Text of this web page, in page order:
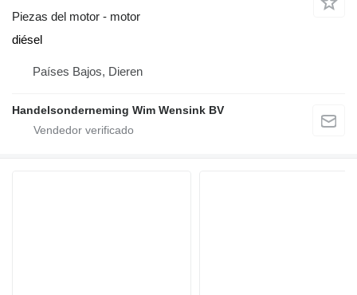
Piezas del motor - motor
diésel
Países Bajos, Dieren
Handelsonderneming Wim Wensink BV